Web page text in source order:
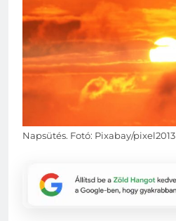
Napsütés. Fotó: Pixabay/pixel2013